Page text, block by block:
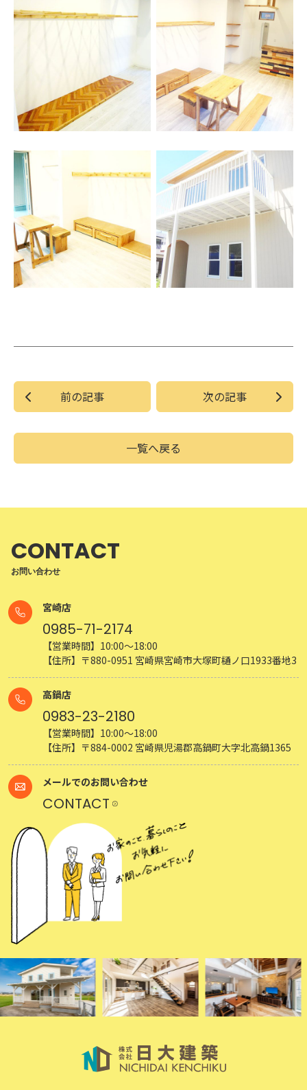
前の記事
一覧へ戻る
次の記事
CONTACT
お問い合わせ
宮崎店
0985-71-2174
【営業時間】10:00～18:00
【住所】〒880-0951 宮崎県宮崎市大塚町樋ノ口1933番地3
高鍋店
0983-23-2180
【営業時間】10:00～18:00
【住所】〒884-0002 宮崎県児湯郡高鍋町大字北高鍋1365
メールでのお問い合わせ
CONTACT